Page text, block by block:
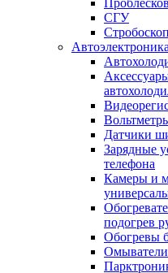
СГУ
Автоэлектроника
Датчики
Зарядные
телефона
Камеры и
подогрев
Обогревы